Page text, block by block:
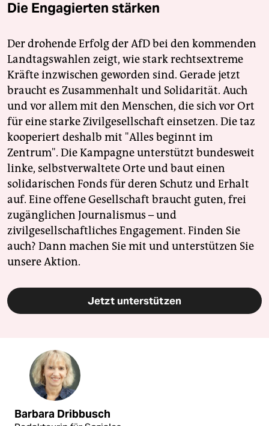
Die Engagierten stärken
Der drohende Erfolg der AfD bei den kommenden
Landtagswahlen zeigt, wie stark rechtsextreme
Kräfte inzwischen geworden sind. Gerade jetzt
braucht es Zusammenhalt und Solidarität. Auch
und vor allem mit den Menschen, die sich vor Ort
für eine starke Zivilgesellschaft einsetzen. Die taz
kooperiert deshalb mit "Alles beginnt im
Zentrum". Die Kampagne unterstützt bundesweit
linke, selbstverwaltete Orte und baut einen
solidarischen Fonds für deren Schutz und Erhalt
auf. Eine offene Gesellschaft braucht guten, frei
zugänglichen Journalismus – und
zivilgesellschaftliches Engagement. Finden Sie
auch? Dann machen Sie mit und unterstützen Sie
unsere Aktion.
Jetzt unterstützen
Barbara Dribbusch